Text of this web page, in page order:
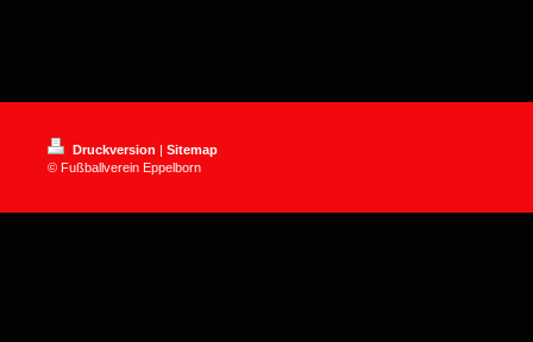
Druckversion | Sitemap
© Fußballverein Eppelborn